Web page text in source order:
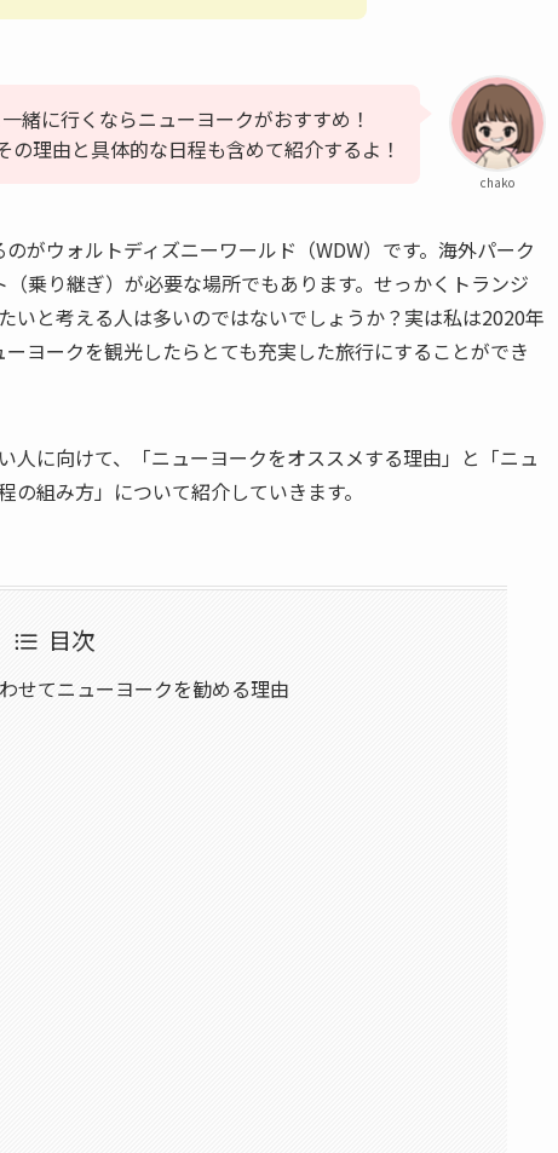
chako
緒に行くならニューヨークがおすすめ！
の理由と具体的な日程も含めて紹介するよ！
がウォルトディズニーワールド（WDW）です。海外パーク
乗り継ぎ）が必要な場所でもあります。せっかくトランジ
いと考える人は多いのではないでしょうか？実は私は2020年
ヨークを観光したらとても充実した旅行にすることができ
人に向けて、「ニューヨークをオススメする理由」と「ニュ
組み方」について紹介していきます。
目次
せてニューヨークを勧める理由